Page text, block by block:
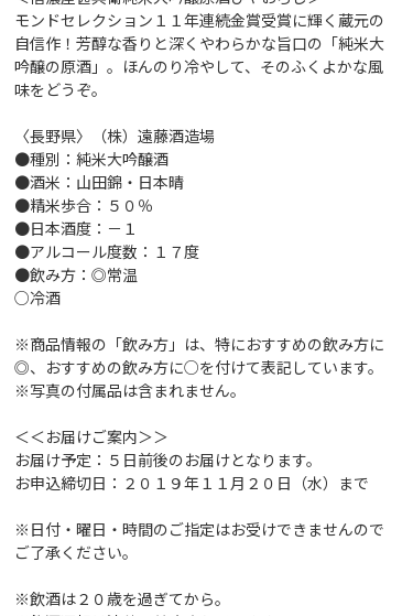
モンドセレクション１１年連続金賞受賞に輝く蔵元の
自信作！芳醇な香りと深くやわらかな旨口の「純米大
吟醸の原酒」。ほんのり冷やして、そのふくよかな風
味をどうぞ。
〈長野県〉（株）遠藤酒造場
●種別：純米大吟醸酒
●酒米：山田錦・日本晴
●精米歩合：５０％
●日本酒度：－１
●アルコール度数：１７度
●飲み方：◎常温
○冷酒
※商品情報の「飲み方」は、特におすすめの飲み方に
◎、おすすめの飲み方に○を付けて表記しています。
※写真の付属品は含まれません。
＜＜お届けご案内＞＞
お届け予定：５日前後のお届けとなります。
お申込締切日：２０１９年１１月２０日（水）まで
※日付・曜日・時間のご指定はお受けできませんので
ご了承ください。
※飲酒は２０歳を過ぎてから。